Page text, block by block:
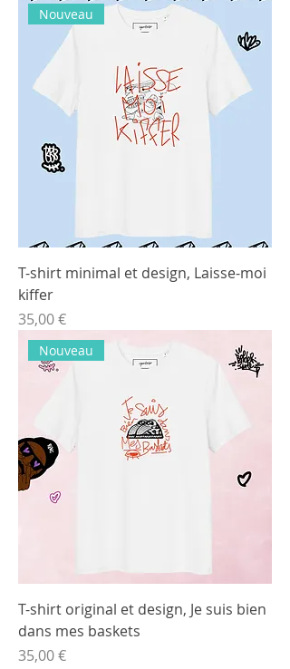
Nouveau
T-shirt minimal et design, Laisse-moi
kiffer
Prix
35,00 €
Nouveau
T-shirt original et design, Je suis bien
dans mes baskets
Prix
35,00 €